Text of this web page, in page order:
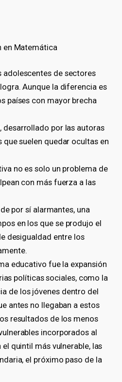
en Matemática
adolescentes de sectores
Aunque la diferencia es
países con mayor brecha
desarrollado por las autoras
suelen quedar ocultas en
no es solo un problema de
con más fuerza a las
por sí alarmantes, una
en los que se produjo el
desigualdad entre los
educativo fue la expansión
políticas sociales, como la
de los jóvenes dentro del
antes no llegaban a estos
resultados de los menos
incorporados al
quintil más vulnerable, las
el próximo paso de la